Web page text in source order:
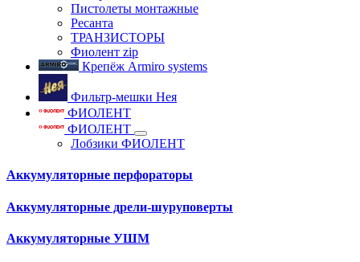
Пистолеты монтажные
Ресанта
ТРАНЗИСТОРЫ
Фиолент zip
Крепёж Armiro systems
Фильтр-мешки Нея
ФИОЛЕНТ
ФИОЛЕНТ
Лобзики ФИОЛЕНТ
Аккумуляторные перфораторы
Аккумуляторные дрели-шуруповерты
Аккумуляторные УШМ